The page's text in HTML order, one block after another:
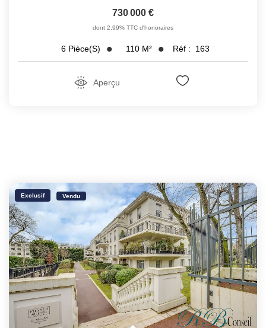
730 000 €
dont 2,99% TTC d'honoraires
6 Pièce(s) 110 M² Réf : 163
Aperçu
Exclusif Vendu